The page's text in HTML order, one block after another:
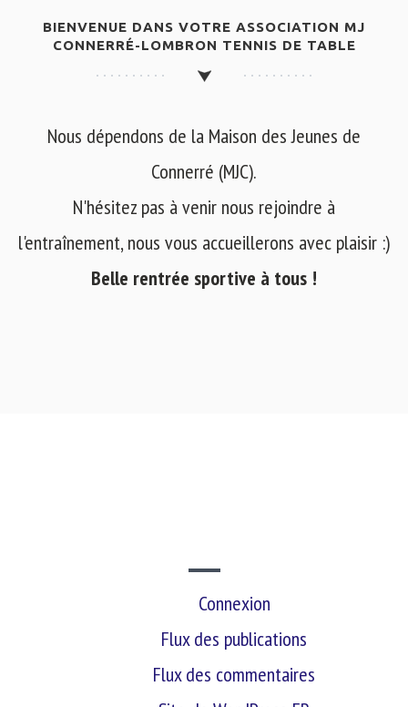
BIENVENUE DANS VOTRE ASSOCIATION MJ
CONNERRÉ-LOMBRON TENNIS DE TABLE
Nous dépendons de la Maison des Jeunes de
Connerré (MJC).
N'hésitez pas à venir nous rejoindre à
l'entraînement, nous vous accueillerons avec plaisir :)
Belle rentrée sportive à tous !
Connexion
Flux des publications
Flux des commentaires